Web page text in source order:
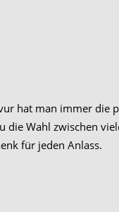
hat man immer die
Wahl zwischen
für jeden Anlass.